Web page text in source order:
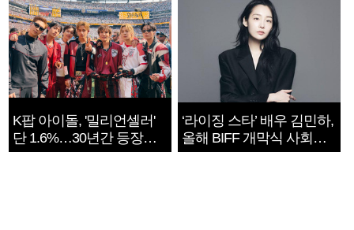
K팝 아이돌, '밀리언셀러'
단 1.6%…30년간 등장
1182개팀 전수조사
‘라이징 스타’ 배우 김민하,
올해 BIFF 개막식 사회자
확정